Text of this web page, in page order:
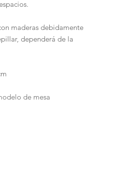
maderas debidamente
dependerá de la
de mesa